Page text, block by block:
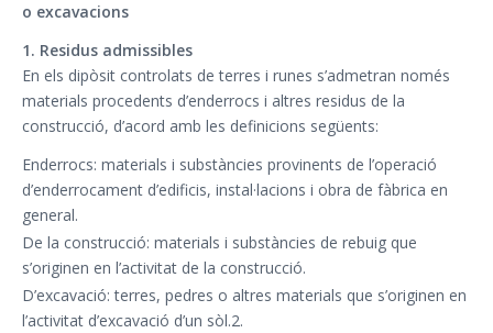
o excavacions
1. Residus admissibles
En els dipòsit controlats de terres i runes s’admetran només
materials procedents d’enderrocs i altres residus de la
construcció, d’acord amb les definicions següents:
Enderrocs: materials i substàncies provinents de l’operació
d’enderrocament d’edificis, instal·lacions i obra de fàbrica en
general.
De la construcció: materials i substàncies de rebuig que
s’originen en l’activitat de la construcció.
D’excavació: terres, pedres o altres materials que s’originen en
l’activitat d’excavació d’un sòl.2.